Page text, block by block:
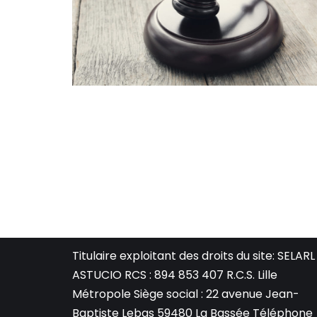
Titulaire exploitant des droits du site: SELARL
ASTUCIO RCS : 894 853 407 R.C.S. Lille
Métropole Siège social : 22 avenue Jean-
Baptiste Lebas 59480 La Bassée Téléphone